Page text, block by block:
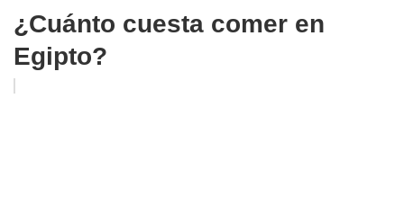
¿Cuánto cuesta comer en
Egipto?